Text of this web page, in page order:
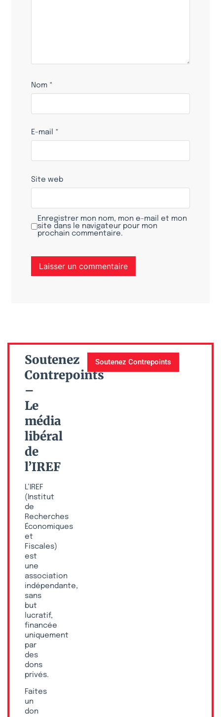
Nom *
E-mail *
Site web
Enregistrer mon nom, mon e-mail et mon
site dans le navigateur pour mon
prochain commentaire.
Soutenez
Contrepoints
–
Le
média
libéral
de
l’IREF
L’IREF
(Institut
de
Recherches
Économiques
et
Fiscales)
est
une
association
indépendante,
sans
but
lucratif,
financée
uniquement
par
des
dons
privés.
Faites
un
don
Soutenez Contrepoints